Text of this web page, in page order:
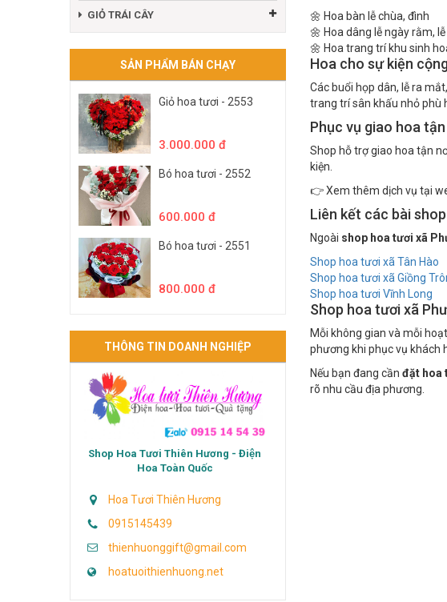
GIỎ TRÁI CÂY
SẢN PHẨM BÁN CHẠY
Giỏ hoa tươi - 2553
3.000.000 đ
Bó hoa tươi - 2552
600.000 đ
Bó hoa tươi - 2551
800.000 đ
THÔNG TIN DOANH NGHIỆP
Shop Hoa Tươi Thiên Hương - Điện
Hoa Toàn Quốc
Hoa Tươi Thiên Hương
0915145439
thienhuonggift@gmail.com
hoatuoithienhuong.net
🌼 Hoa bàn lễ chùa, đình
🌼 Hoa dâng lễ ngày rằm, lễ
🌼 Hoa trang trí khu sinh
Hoa cho sự kiện
Các buổi họp dân, lễ ra
trang trí sân khấu nhỏ phù
Phục vụ giao hoa
Shop hỗ trợ giao hoa tận
kiện.
👉 Xem thêm dịch vụ tại
Liên kết các bài
Ngoài shop hoa tươi xã
Shop hoa tươi xã Tân Hào
Shop hoa tươi xã Giồng
Shop hoa tươi Vĩnh Long
Shop hoa tươi xã
Mỗi không gian và mỗi
phương khi phục vụ khách
Nếu bạn đang cần đặt hoa
rõ nhu cầu địa phương.